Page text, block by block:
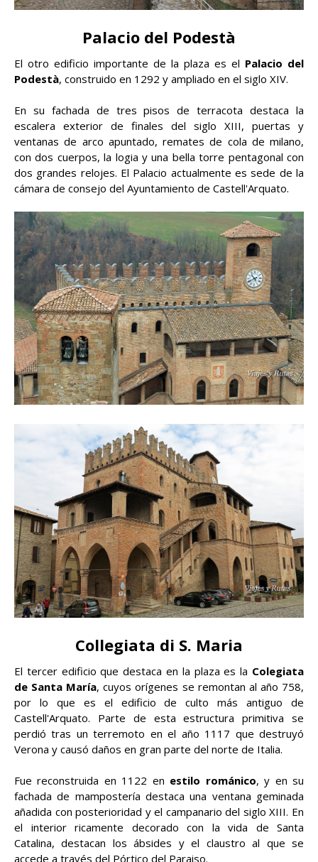
Palacio del Podestà
El otro edificio importante de la plaza es el Palacio del
Podestà, construido en 1292 y ampliado en el siglo XIV.
En su fachada de tres pisos de terracota destaca la
escalera exterior de finales del siglo XIII, puertas y
ventanas de arco apuntado, remates de cola de milano,
con dos cuerpos, la logia y una bella torre pentagonal con
dos grandes relojes. El Palacio actualmente es sede de la
cámara de consejo del Ayuntamiento de Castell'Arquato.
Collegiata di S. Maria
El tercer edificio que destaca en la plaza es la Colegiata
de Santa María, cuyos orígenes se remontan al año 758,
por lo que es el edificio de culto más antiguo de
Castell'Arquato. Parte de esta estructura primitiva se
perdió tras un terremoto en el año 1117 que destruyó
Verona y causó daños en gran parte del norte de Italia.
Fue reconstruida en 1122 en estilo románico, y en su
fachada de mampostería destaca una ventana geminada
añadida con posterioridad y el campanario del siglo XIII. En
el interior ricamente decorado con la vida de Santa
Catalina, destacan los ábsides y el claustro al que se
accede a través del Pórtico del Paraiso.